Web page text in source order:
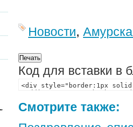
Новости,
Код для вставки в
Смотрите также: